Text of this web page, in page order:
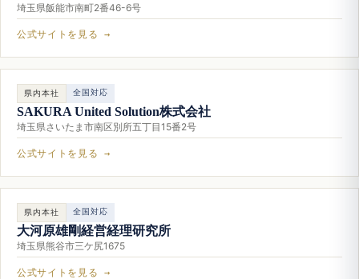
埼玉県飯能市南町2番46-6号
公式サイトを見る →
県内本社 全国対応
SAKURA United Solution株式会社
埼玉県さいたま市南区別所五丁目15番2号
公式サイトを見る →
県内本社 全国対応
大河原雄剛経営経理研究所
埼玉県熊谷市三ケ尻1675
公式サイトを見る →